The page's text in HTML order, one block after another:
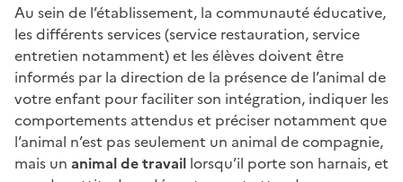
Au sein de l’établissement, la communauté éducative,
les différents services (service restauration, service
entretien notamment) et les élèves doivent être
informés par la direction de la présence de l’animal de
votre enfant pour faciliter son intégration, indiquer les
comportements attendus et préciser notamment que
l’animal n’est pas seulement un animal de compagnie,
mais un animal de travail lorsqu’il porte son harnais, et